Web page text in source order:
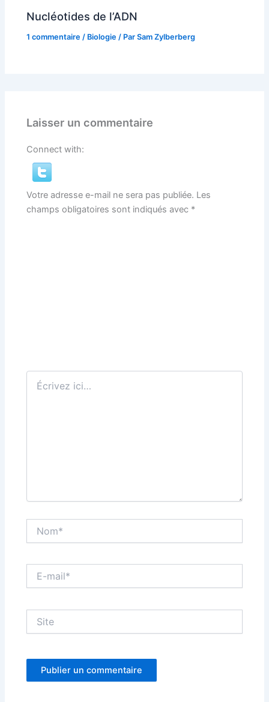
Nucléotides de l’ADN
1 commentaire / Biologie / ParSam Zylberberg
Laisser un commentaire
Connect with:
Votre adresse e-mail ne sera pas publiée. Les
champs obligatoires sont indiqués avec *
Écrivez
ici…
mail*